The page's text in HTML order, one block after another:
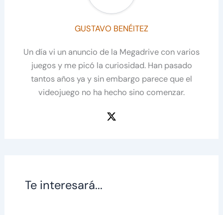
GUSTAVO BENÉITEZ
Un día vi un anuncio de la Megadrive con varios
juegos y me picó la curiosidad. Han pasado
tantos años ya y sin embargo parece que el
videojuego no ha hecho sino comenzar.
Te interesará...